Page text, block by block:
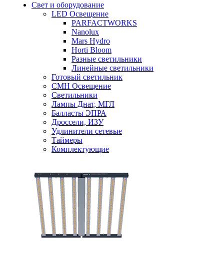
Свет и оборудование
LED Освещение
PARFACTWORKS
Nanolux
Mars Hydro
Horti Bloom
Разные светильники
Линейные светильники
Готовый светильник
CMH Освещение
Светильники
Лампы Днат, МГЛ
Балласты ЭПРА
Дроссели, ИЗУ
Удлинители сетевые
Таймеры
Комплектующие